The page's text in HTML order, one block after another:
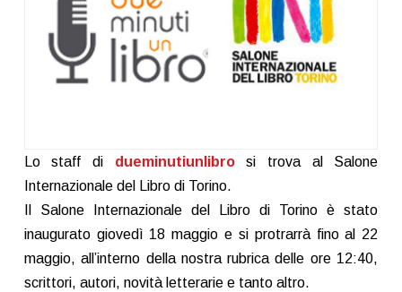
Lo staff di dueminutiunlibrosi trova al Salone
Internazionale del Libro di Torino.
Il Salone Internazionale del Libro di Torino è stato
inaugurato giovedì 18 maggio e si protrarrà fino al 22
maggio, all’interno della nostra rubrica delle ore 12:40,
scrittori, autori, novità letterarie e tanto altro.